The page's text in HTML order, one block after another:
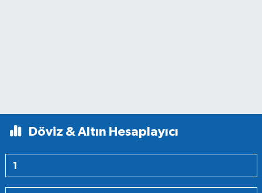
Döviz & Altın Hesaplayıcı